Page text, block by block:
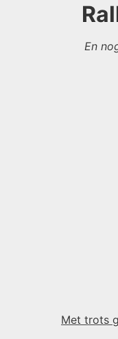
En
Met trots